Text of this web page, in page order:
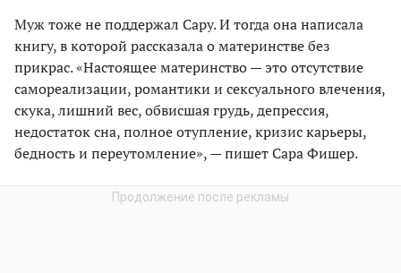
Муж тоже не поддержал Сару. И тогда она написала
книгу, в которой рассказала о материнстве без
прикрас. «Настоящее материнство — это отсутствие
самореализации, романтики и сексуального влечения,
скука, лишний вес, обвисшая грудь, депрессия,
недостаток сна, полное отупление, кризис карьеры,
бедность и переутомление», — пишет Сара Фишер.